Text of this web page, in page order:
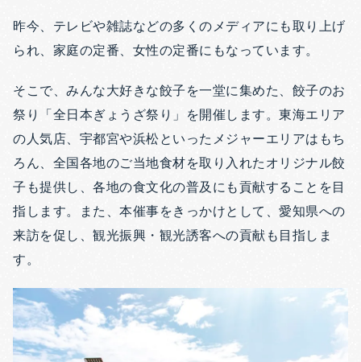
昨今、テレビや雑誌などの多くのメディアにも取り上げ
られ、家庭の定番、女性の定番にもなっています。
そこで、みんな大好きな餃子を一堂に集めた、餃子のお
祭り「全日本ぎょうざ祭り」を開催します。東海エリア
の人気店、宇都宮や浜松といったメジャーエリアはもち
ろん、全国各地のご当地食材を取り入れたオリジナル餃
子も提供し、各地の食文化の普及にも貢献することを目
指します。また、本催事をきっかけとして、愛知県への
来訪を促し、観光振興・観光誘客への貢献も目指しま
す。